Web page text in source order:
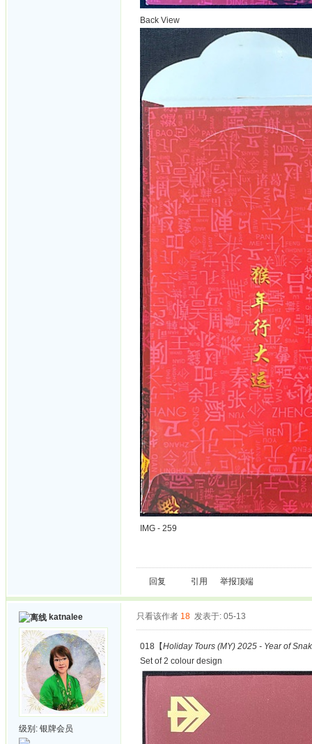
Back View
IMG - 259
回复 引用 举报顶端
katnalee
级别: 银牌会员
只看该作者 18 发表于: 05-13
018【Holiday Tours (MY) 2025 - Year of
Set of 2 colour design